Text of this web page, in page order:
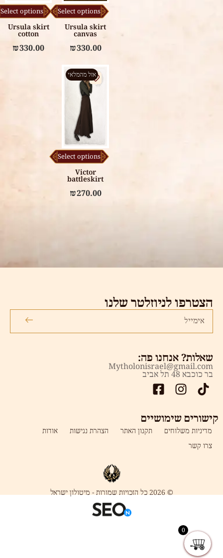
Select options
Ursula skirt
canvas
₪330.00
Select options
Ursula skirt
cotton
₪330.00
אזל מהמלאי
Select options
Victor
battleskirt
₪270.00
שימושיים
מדיניות משלוחים תקנון האתר הצהרת נגישות
אודות
צרו קשר
הצטרפו לניוזלטר שלנו
שאלות? אנחנו פה:
Mytholonisrael@gmail.com
בר כוכבא 48 תל אביב
© 2026 כל הזכויות שמורות - מיטולון ישראל
0